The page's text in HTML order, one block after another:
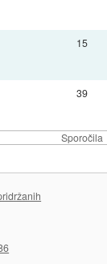
Sporočila
15
39